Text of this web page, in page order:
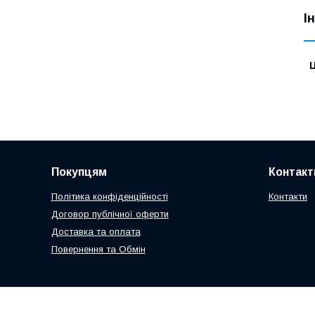
Покупцям
Політика конфіденційності
Договор публічної оферти
Доставка та оплата
Повернення та Обмін
Контакти